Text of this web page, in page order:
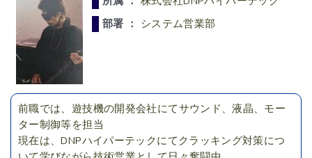
部署 ： システム営業部
前職では、遊技機の開発会社にてサウンド、液晶、モー
ター制御等を担当
現在は、DNPハイパーテックにてクラッキング対策につ